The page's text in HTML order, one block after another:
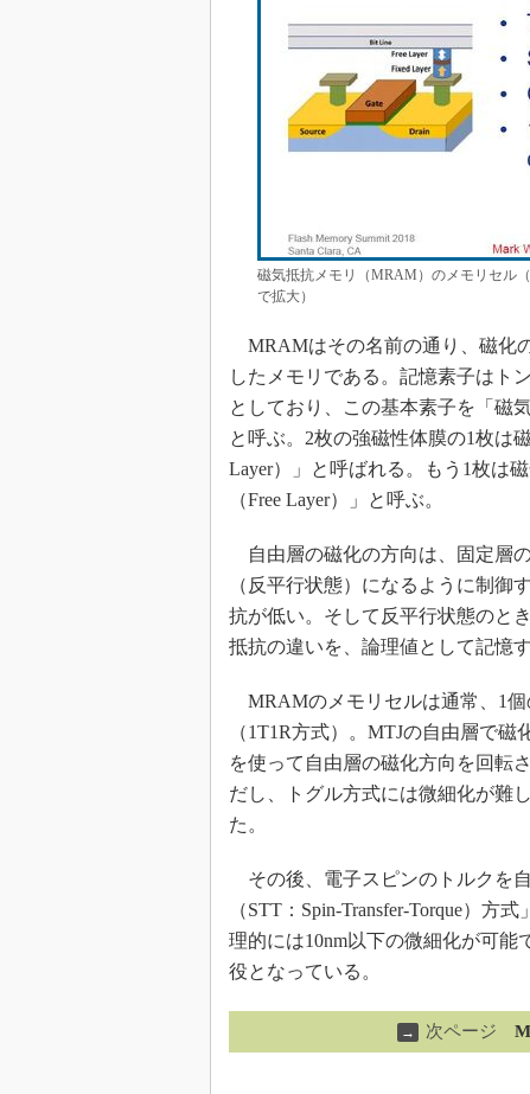
磁気抵抗メモリ（MRAM）のメモリセル
で拡大）
MRAMはその名前の通り、磁化
したメモリである。記憶素子はト
としており、この基本素子を「磁
と呼ぶ。2枚の強磁性体膜の1枚は
Layer）」と呼ばれる。もう1枚は
（Free Layer）」と呼ぶ。
自由層の磁化の方向は、固定層
（反平行状態）になるように制御
抗が低い。そして反平行状態のと
抵抗の違いを、論理値として記憶す
MRAMのメモリセルは通常、1個
（1T1R方式）。MTJの自由層で
を使って自由層の磁化方向を回転
だし、トグル方式には微細化が難
た。
その後、電子スピンのトルクを
（STT：Spin-Transfer-Torque）
理的には10nm以下の微細化が可
役となっている。
→ 次ページ